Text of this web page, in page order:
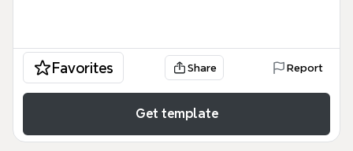
Favorites Share Report
Get template